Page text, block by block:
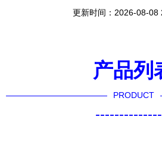
更新时间：2026-08-08
产品列
PRODUCT